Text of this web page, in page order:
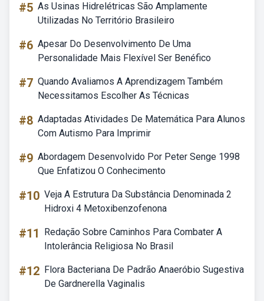
#5 As Usinas Hidrelétricas São Amplamente
Utilizadas No Território Brasileiro
#6 Apesar Do Desenvolvimento De Uma
Personalidade Mais Flexível Ser Benéfico
#7 Quando Avaliamos A Aprendizagem Também
Necessitamos Escolher As Técnicas
#8 Adaptadas Atividades De Matemática Para Alunos
Com Autismo Para Imprimir
#9 Abordagem Desenvolvido Por Peter Senge 1998
Que Enfatizou O Conhecimento
#10 Veja A Estrutura Da Substância Denominada 2
Hidroxi 4 Metoxibenzofenona
#11
Redação Sobre Caminhos Para Combater A
Intolerância Religiosa No Brasil
#12 Flora Bacteriana De Padrão Anaeróbio Sugestiva
De Gardnerella Vaginalis